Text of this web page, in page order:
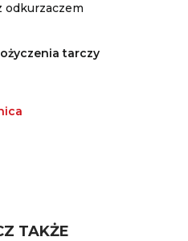
odkurzaczem
tarczy
TAKŻE